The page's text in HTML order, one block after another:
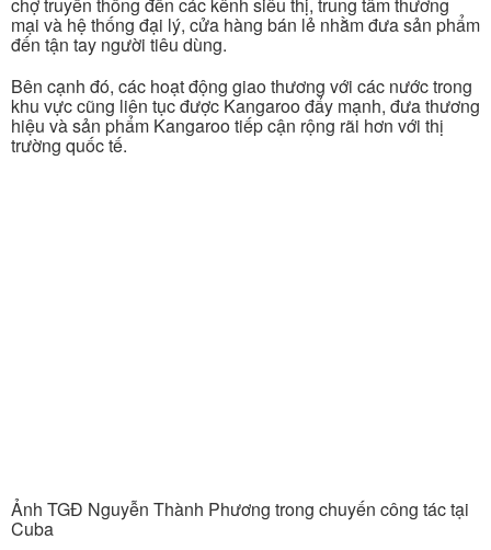
mại và hệ thống đại lý, cửa hàng bán lẻ nhằm đưa sản phẩm
đến tận tay người tiêu dùng.
Bên cạnh đó, các hoạt động giao thương với các nước trong
khu vực cũng liên tục được Kangaroo đẩy mạnh, đưa thương
hiệu và sản phẩm Kangaroo tiếp cận rộng rãi hơn với thị
trường quốc tế.
Ảnh TGĐ Nguyễn Thành Phương trong chuyến công tác tại
Cuba